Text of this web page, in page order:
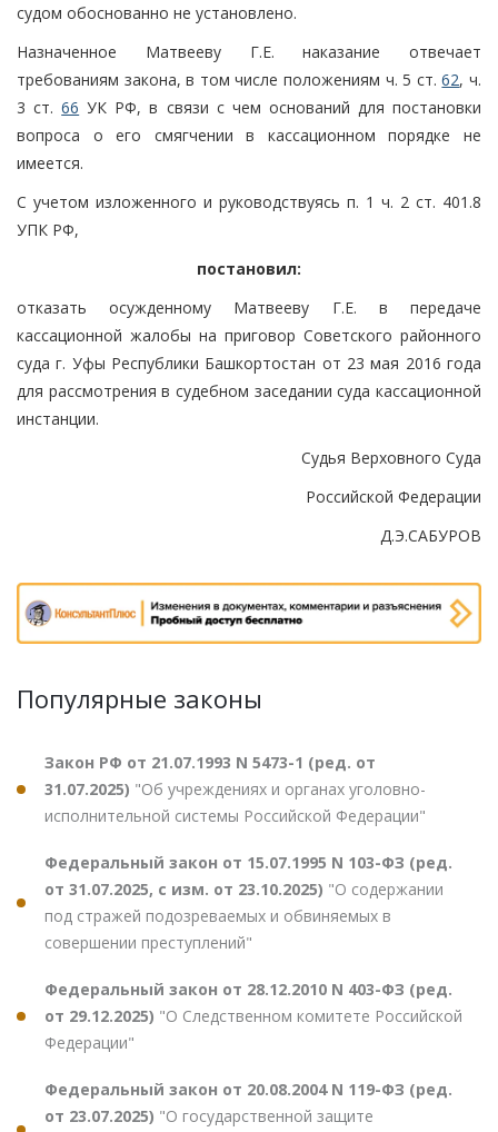
судом обоснованно не установлено.
Назначенное Матвееву Г.Е. наказание отвечает
требованиям закона, в том числе положениям ч. 5 ст.62, ч.
3 ст.66 УК РФ, в связи с чем оснований для постановки
вопроса о его смягчении в кассационном порядке не
имеется.
С учетом изложенного и руководствуясь п. 1 ч. 2 ст. 401.8
УПК РФ,
постановил:
отказать осужденному Матвееву Г.Е. в передаче
кассационной жалобы на приговор Советского районного
суда г. Уфы Республики Башкортостан от 23 мая 2016 года
для рассмотрения в судебном заседании суда кассационной
инстанции.
Судья Верховного Суда
Российской Федерации
Д.Э.САБУРОВ
Популярные законы
Закон РФ от 21.07.1993 N 5473-1 (ред. от
31.07.2025) "Об учреждениях и органах уголовно-
исполнительной системы Российской Федерации"
Федеральный закон от 15.07.1995 N 103-ФЗ (ред.
от 31.07.2025, с изм. от 23.10.2025) "О содержании
под стражей подозреваемых и обвиняемых в
совершении преступлений"
Федеральный закон от 28.12.2010 N 403-ФЗ (ред.
от 29.12.2025) "О Следственном комитете Российской
Федерации"
Федеральный закон от 20.08.2004 N 119-ФЗ (ред.
от 23.07.2025) "О государственной защите